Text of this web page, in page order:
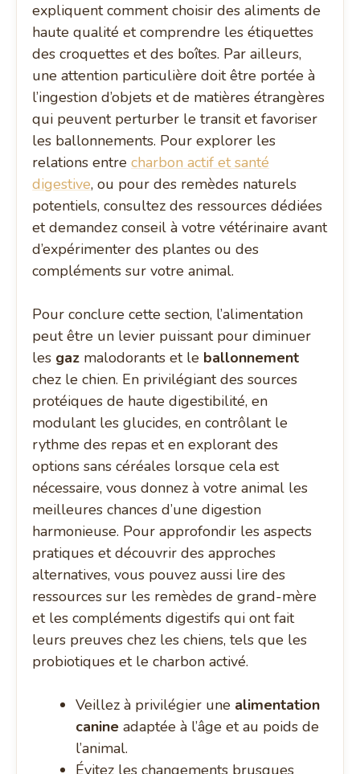
expliquent comment choisir des aliments de
haute qualité et comprendre les étiquettes
des croquettes et des boîtes. Par ailleurs,
une attention particulière doit être portée à
l’ingestion d’objets et de matières étrangères
qui peuvent perturber le transit et favoriser
les ballonnements. Pour explorer les
relations entrecharbon actif et santé
digestive, ou pour des remèdes naturels
potentiels, consultez des ressources dédiées
et demandez conseil à votre vétérinaire avant
d’expérimenter des plantes ou des
compléments sur votre animal.
Pour conclure cette section, l’alimentation
peut être un levier puissant pour diminuer
les gaz malodorants et le ballonnement
chez le chien. En privilégiant des sources
protéiques de haute digestibilité, en
modulant les glucides, en contrôlant le
rythme des repas et en explorant des
options sans céréales lorsque cela est
nécessaire, vous donnez à votre animal les
meilleures chances d’une digestion
harmonieuse. Pour approfondir les aspects
pratiques et découvrir des approches
alternatives, vous pouvez aussi lire des
ressources sur les remèdes de grand-mère
et les compléments digestifs qui ont fait
leurs preuves chez les chiens, tels que les
probiotiques et le charbon activé.
Veillez à privilégier une alimentation
canine adaptée à l’âge et au poids de
l’animal.
Évitez les changements brusques